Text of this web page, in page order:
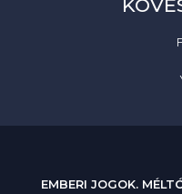
EMBERI JOGOK.